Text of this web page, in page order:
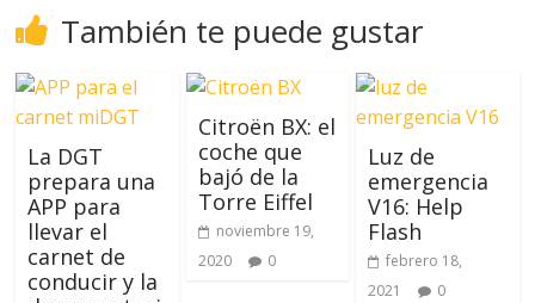
También te puede gustar
La DGT
prepara una
APP para
llevar el
carnet de
conducir y la
Citroën BX: el
coche que
bajó de la
Torre Eiffel
noviembre 19,
2020
0
Luz de
emergencia
V16: Help
Flash
febrero 18,
2021
0